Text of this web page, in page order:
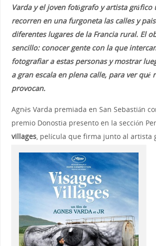
Varda y el joven fotógrafo y artista gráfico
recorren en una furgoneta las calles y
diferentes lugares de la Francia rural. El
sencillo: conocer gente con la que
fotografiar a estas personas y mostrar
a gran escala en plena calle, para ver qué
provocan.
Agnès Varda premiada en San Sebastián
premio Donostia presento en la sección
villages, película que firma junto al artista